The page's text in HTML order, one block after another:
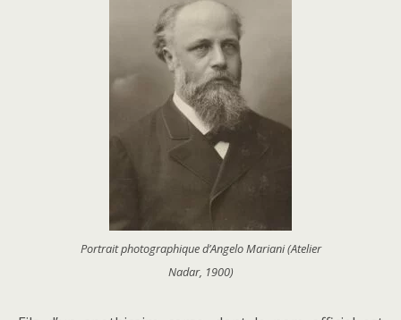
Portrait photographique d’Angelo Mariani (Atelier
Nadar, 1900)